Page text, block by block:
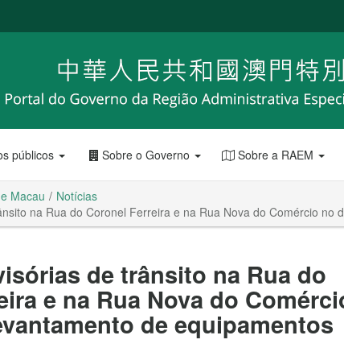
públicos Sobre o Governo Sobre a RAEM
Macau
Notícias
na Rua do Coronel Ferreira e na Rua Nova do Comércio no
de trânsito na Rua do
e na Rua Nova do
de equipamentos